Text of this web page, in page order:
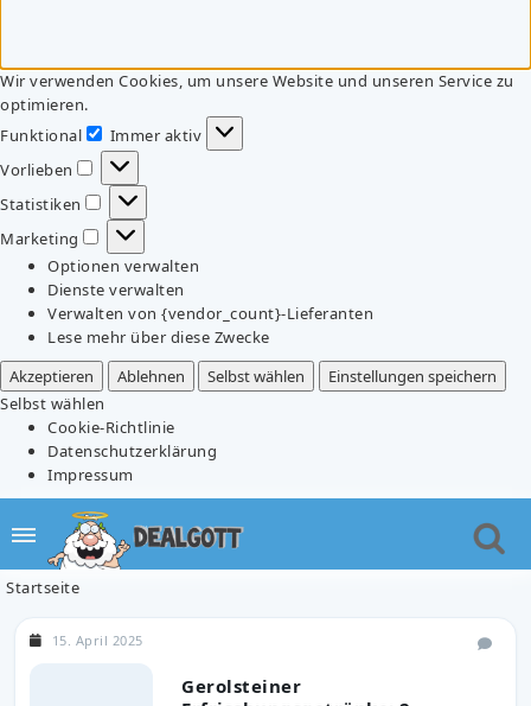
Wir verwenden Cookies, um unsere Website und unseren Service zu
optimieren.
Funktional
Funktional
Immer aktiv
Vorlieben
Vorlieben
Statistiken
Statistiken
Marketing
Marketing
Optionen verwalten
Dienste verwalten
Verwalten von {vendor_count}-Lieferanten
Lese mehr über diese Zwecke
Akzeptieren
Ablehnen Selbst wählen
Einstellungen speichern
Selbst wählen
Cookie-Richtlinie
Datenschutzerklärung
Impressum
Startseite
Gerolsteiner
15. April 2025